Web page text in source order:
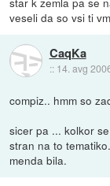
veseli da so vsi ti
CaqKa
:: 14. avg
compiz.. hmm so
sicer pa ... kolkor
stran na to
menda bila.